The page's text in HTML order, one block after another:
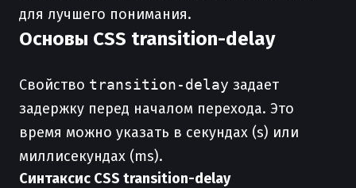
для лучшего понимания.
Основы CSS transition-delay
Свойство transition-delay задает
задержку перед началом перехода. Это
время можно указать в секундах (s) или
миллисекундах (ms).
Синтаксис CSS transition-delay